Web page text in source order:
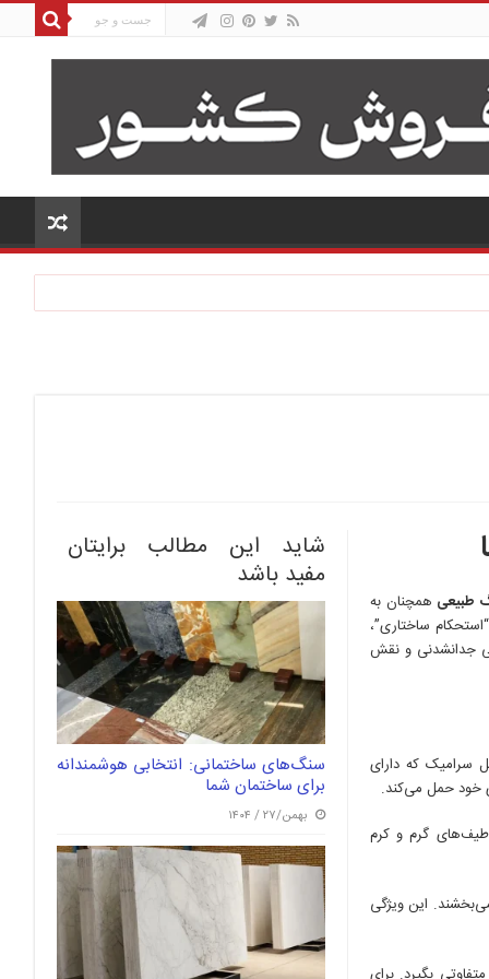
شاید این مطالب برایتان
مفید باشد
سنگ‌های ساختمانی: انتخابی هوشمندانه
برای ساختمان شما
بهمن/۲۷ / ۱۴۰۴
طبیعی همچنان به
ساختاری”،
جدانشدنی و نقش
سرامیک که دارای
خود حمل می‌کند.
گرم و کرم
این ویژگی